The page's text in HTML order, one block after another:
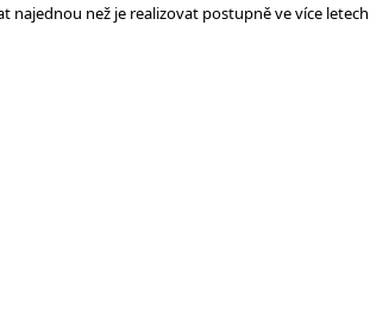
najednou než je realizovat postupně ve více